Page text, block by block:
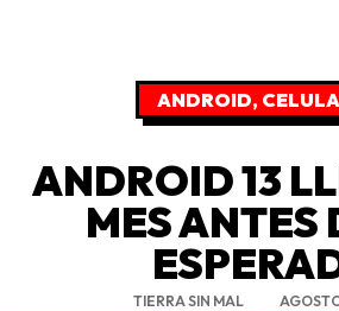
ANDROID,
ANDROID 13
MES ANTES
TIERRA SIN MAL